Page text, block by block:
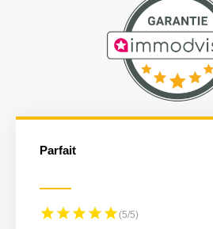
Parfait
(5/5)